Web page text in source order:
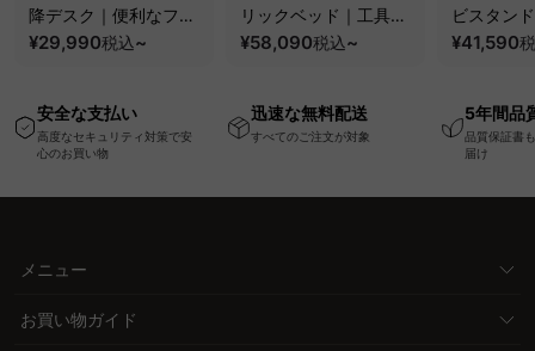
降デスク｜便利なフッ
ク・コンセント・
ー機能搭載ワークデス
ク
¥29,990税込~
リックベッド｜工具不
要で組み立てられるク
¥58,090税込~
ビスタン
100kgの
¥41,590
安全な支払い
高度なセキュリティ対策で安
心のお買い物
迅速な無料配送
すべてのご注文が対象
5年間品
品質保証書
届け
メニュー
お買い物ガイド